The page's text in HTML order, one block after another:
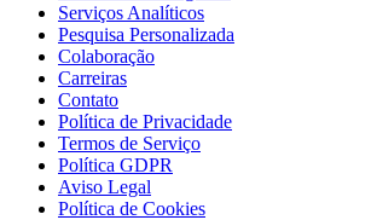
Serviços Analíticos
Pesquisa Personalizada
Colaboração
Carreiras
Contato
Política de Privacidade
Termos de Serviço
Política GDPR
Aviso Legal
Política de Cookies